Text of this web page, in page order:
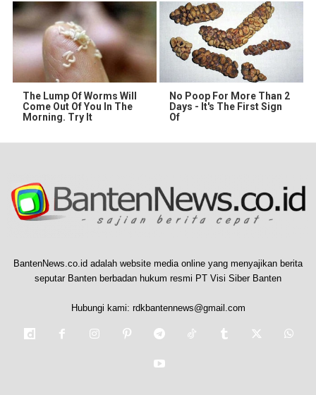
The Lump Of Worms Will
Come Out Of You In The
Morning. Try It
No Poop For More Than 2
Days - It's The First Sign
Of
BantenNews.co.id adalah website media online yang menyajikan berita
seputar Banten berbadan hukum resmi PT Visi Siber Banten
Hubungi kami: rdkbantennews@gmail.com